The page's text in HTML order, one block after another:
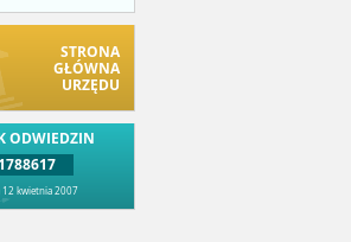
STRONA
GŁÓWNA
URZĘDU
ODWIEDZIN
12 kwietnia 2007